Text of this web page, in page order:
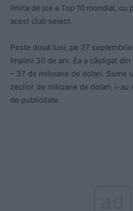
limita de jos a Top 10 mondial, cu
acest club select.
Peste două luni, pe 27
împlini 30 de ani. Ea a câștigat
– 37 de milioane de dolari. Sume
zecilor de milioane de dolari, i-au
de publicitate.